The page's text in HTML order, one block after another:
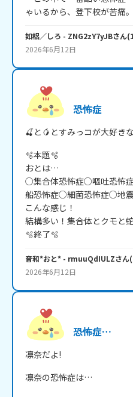
ゃいるから、登下校が苦痛
如梠／しろ - ZNG2zY7yJBさん(
2026年6月12日
恐怖症
🍒と🥭とすみっコが大好き
🫧本題🫧
おとは…
○集合体恐怖症○嘔吐恐怖
船恐怖症○細菌恐怖症○地
こんな感じ！
結構多い！集合体とクモと
🫧終了🫧
音和*おと* - rmuuQdIULZさん(
2026年6月12日
恐怖症…
凛奈だよ!
凛奈の恐怖症は…